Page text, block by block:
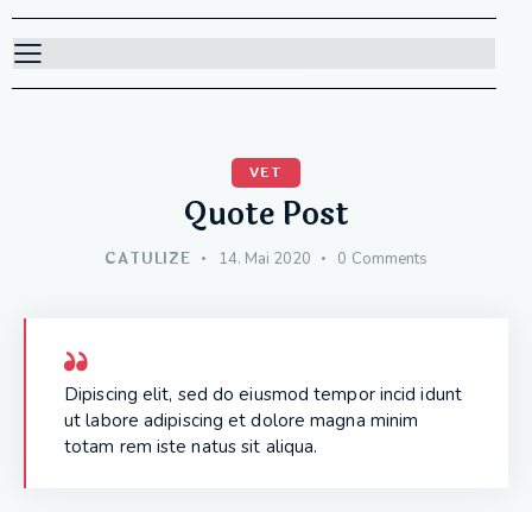
VET
Quote Post
CATULIZE 14. Mai 2020 0 Comments
Dipiscing elit, sed do eiusmod tempor incid idunt
ut labore adipiscing et dolore magna minim
totam rem iste natus sit aliqua.